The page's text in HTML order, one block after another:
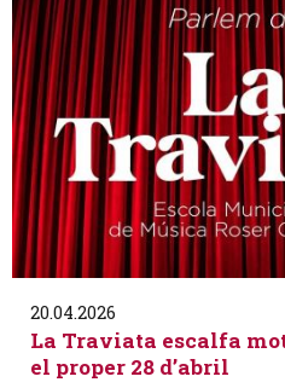
20.04.2026
La Traviata escalfa
el proper 28 d’abril